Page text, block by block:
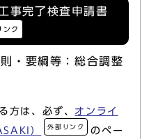
事完了検査申請書
ンク
・要綱等：総合調整
方は、必ず、 オンライ
）
外部リンク
のペー